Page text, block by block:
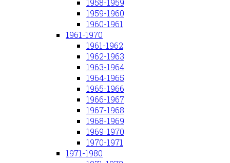
1958-1959
1959-1960
1960-1961
1961-1970
1961-1962
1962-1963
1963-1964
1964-1965
1965-1966
1966-1967
1967-1968
1968-1969
1969-1970
1970-1971
1971-1980